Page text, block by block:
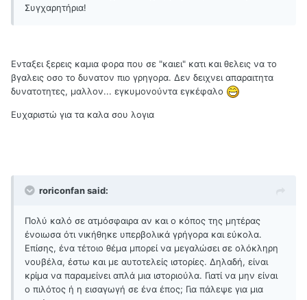
Συγχαρητήρια!
Ενταξει ξερεις καμια φορα που σε "καιει" κατι και θελεις να το
βγαλεις οσο το δυνατον πιο γρηγορα. Δεν δειχνει απαραιτητα
δυνατοτητες, μαλλον... εγκυμονούντα εγκέφαλο
Ευχαριστώ για τα καλα σου λογια
roriconfan said:
Πολύ καλό σε ατμόσφαιρα αν και ο κόπος της μητέρας
ένοιωσα ότι νικήθηκε υπερβολικά γρήγορα και εύκολα.
Επίσης, ένα τέτοιο θέμα μπορεί να μεγαλώσει σε ολόκληρη
νουβέλα, έστω και με αυτοτελείς ιστορίες. Δηλαδή, είναι
κρίμα να παραμείνει απλά μια ιστοριούλα. Γιατί να μην είναι
ο πιλότος ή η εισαγωγή σε ένα έπος; Για πάλεψε για μια